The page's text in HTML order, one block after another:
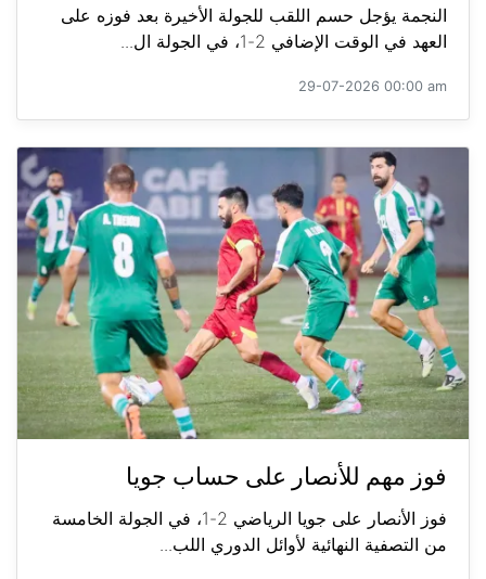
النجمة يؤجل حسم اللقب للجولة الأخيرة بعد فوزه على
العهد في الوقت الإضافي 2-1، في الجولة ال...
29-07-2026 00:00 am
فوز مهم للأنصار على حساب جويا
فوز الأنصار على جويا الرياضي 2-1، في الجولة الخامسة
من التصفية النهائية لأوائل الدوري اللب...